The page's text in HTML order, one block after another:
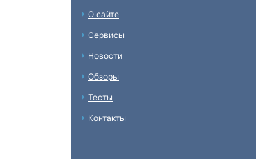
О сайте
Сервисы
Новости
Обзоры
Тесты
Контакты